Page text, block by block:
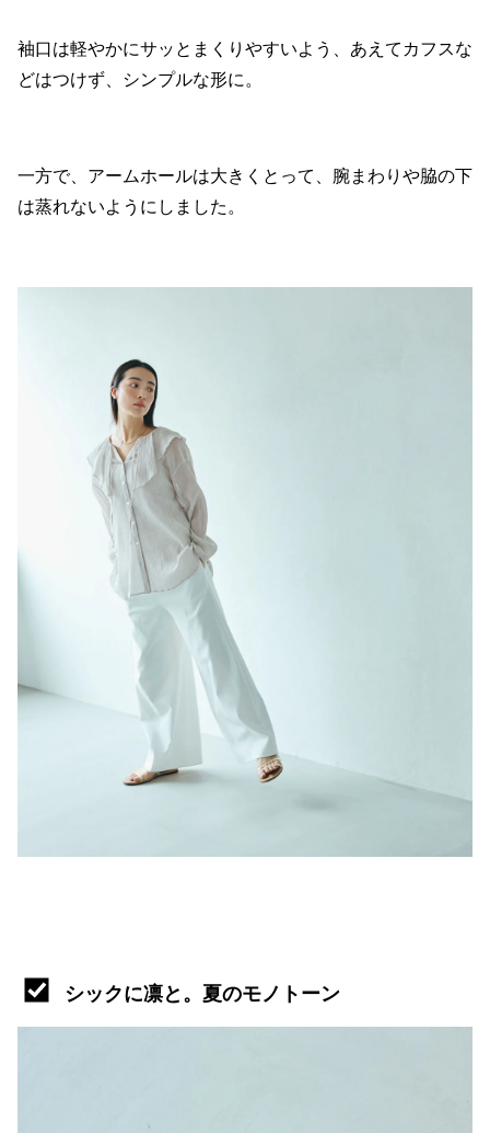
袖口は軽やかにサッとまくりやすいよう、あえてカフスな
どはつけず、シンプルな形に。
一方で、アームホールは大きくとって、腕まわりや脇の下
は蒸れないようにしました。
シックに凛と。夏のモノトーン